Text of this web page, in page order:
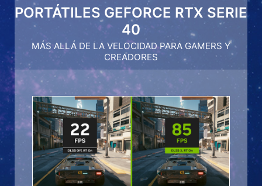
PORTÁTILES GEFORCE RTX SERIE
40
MÁS ALLÁ DE LA VELOCIDAD PARA GAMERS Y
CREADORES